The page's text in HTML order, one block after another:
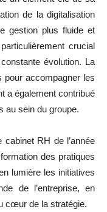
de la digitalisation
gestion plus fluide et
crucial
évolution. La
pour accompagner les
a également contribué
au sein du groupe.
RH de l’année
des pratiques
lumière les initiatives
de l’entreprise, en
cœur de la stratégie.